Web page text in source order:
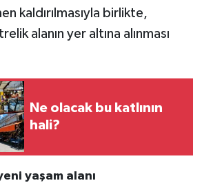
kaldırılmasıyla birlikte,
alanın yer altına alınması
Ne olacak bu katlının
hali?
yaşam alanı